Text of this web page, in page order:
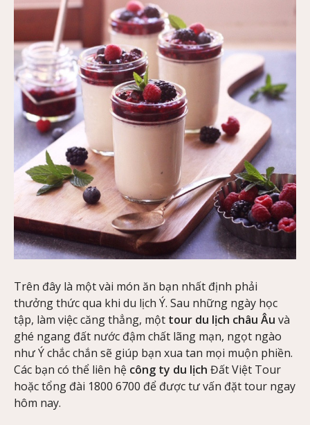
Trên đây là một vài món ăn bạn nhất định phải
thưởng thức qua khi du lịch Ý. Sau những ngày học
tập, làm việc căng thẳng, một tour du lịch châu Âu và
ghé ngang đất nước đậm chất lãng mạn, ngọt ngào
như Ý chắc chắn sẽ giúp bạn xua tan mọi muộn phiền.
Các bạn có thể liên hệ công ty du lịch Đất Việt Tour
hoặc tổng đài 1800 6700 để được tư vấn đặt tour ngay
hôm nay.